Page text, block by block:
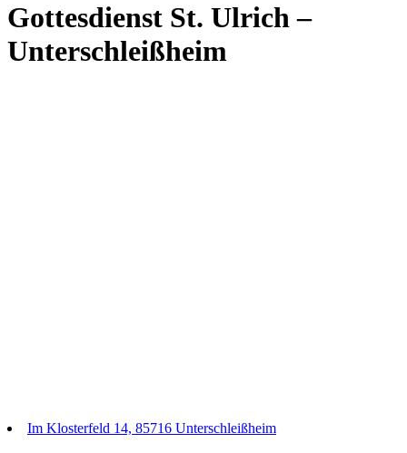
Gottesdienst St. Ulrich –
Unterschleißheim
Im Klosterfeld 14, 85716 Unterschleißheim